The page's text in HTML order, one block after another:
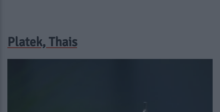
Platek, Thais